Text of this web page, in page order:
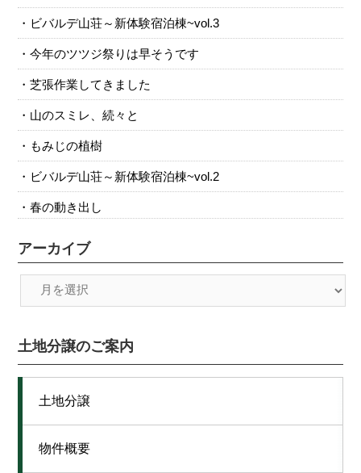
ビバルデ山荘～新体験宿泊棟~vol.3
今年のツツジ祭りは早そうです
芝張作業してきました
山のスミレ、続々と
もみじの植樹
ビバルデ山荘～新体験宿泊棟~vol.2
春の動き出し
アーカイブ
土地分譲のご案内
土地分譲
物件概要